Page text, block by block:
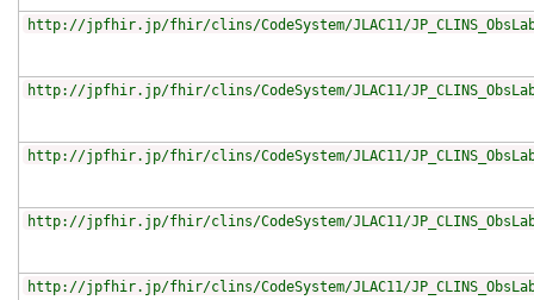
http://jpfhir.jp/fhir/clins/CodeSystem/JLAC11/
http://jpfhir.jp/fhir/clins/CodeSystem/JLAC11/
http://jpfhir.jp/fhir/clins/CodeSystem/JLAC11/
http://jpfhir.jp/fhir/clins/CodeSystem/JLAC11/
http://jpfhir.jp/fhir/clins/CodeSystem/JLAC11/